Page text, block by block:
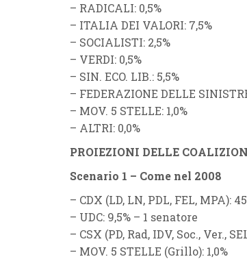
– RADICALI: 0,5%
– ITALIA DEI VALORI: 7,5%
– SOCIALISTI: 2,5%
– VERDI: 0,5%
– SIN. ECO. LIB.: 5,5%
– FEDERAZIONE DELLE
– MOV. 5 STELLE: 1,0%
– ALTRI: 0,0%
PROIEZIONI DELLE
Scenario 1 – Come nel 2008
– CDX (LD, LN, PDL, FEL, MPA):
– UDC: 9,5% – 1 senatore
– CSX (PD, Rad, IDV, Soc., Ver.,
– MOV. 5 STELLE (Grillo): 1,0%